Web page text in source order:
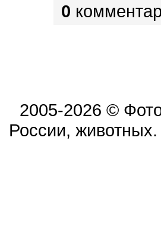
0
2005-2026 ©
России,